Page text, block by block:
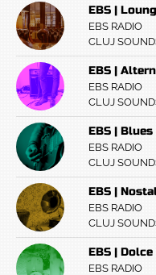
EBS |
EBS RADIO
CLUJ
EBS |
EBS RADIO
CLUJ
EBS | Blues
EBS RADIO
CLUJ
EBS |
EBS RADIO
CLUJ
EBS |
EBS RADIO